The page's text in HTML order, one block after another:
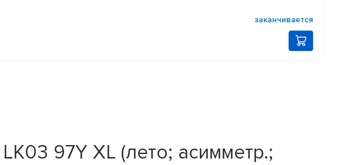
заканчивается
97Y XL (лето; асимметр.;